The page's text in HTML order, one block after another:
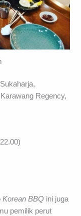
Regency,
Korean BBQ ini juga
pemilik perut